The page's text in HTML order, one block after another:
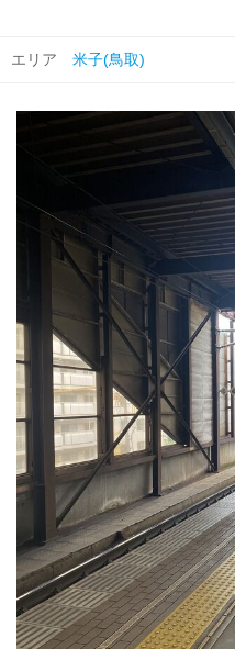
エリア 米子(鳥取)